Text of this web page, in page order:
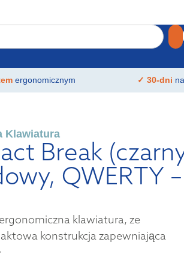
ergonomicznym ✓ 30-dni
Klawiatura
Break
QWERTY –
klawiatura, ze
konstrukcja zapewniająca